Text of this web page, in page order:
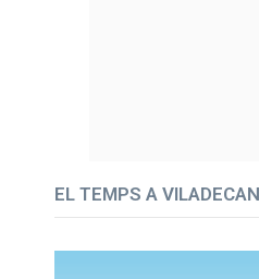
EL TEMPS A